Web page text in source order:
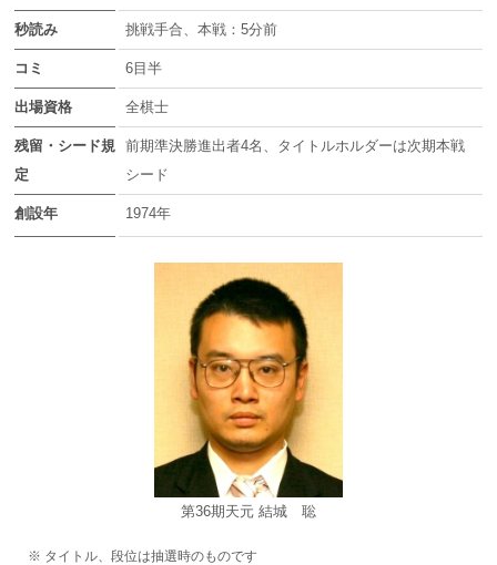
秒読み 挑戦手合、本戦：5分前
コミ 6目半
出場資格 全棋士
残留・シード規
定
前期準決勝進出者4名、タイトルホルダーは次期本戦
シード
創設年 1974年
第36期天元 結城 聡
※ タイトル、段位は抽選時のものです